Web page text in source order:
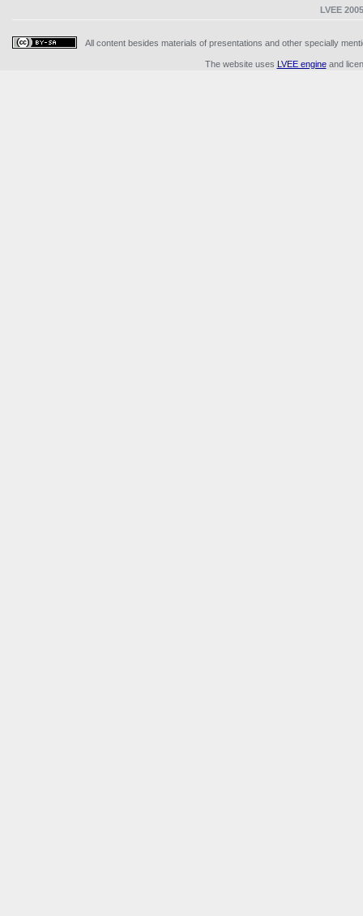
LVEE
All content besides materials of presentations and other specially
The website uses LVEE engineand